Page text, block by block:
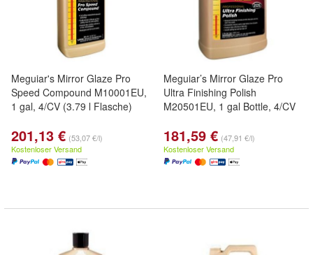
Meguiar's Mirror Glaze Pro
Speed Compound M10001EU,
1 gal, 4/CV (3.79 l Flasche)
201,13 € (53,07 €/l)
Kostenloser Versand
Meguiar’s Mirror Glaze Pro
Ultra Finishing Polish
M20501EU, 1 gal Bottle, 4/CV
181,59 € (47,91 €/l)
Kostenloser Versand